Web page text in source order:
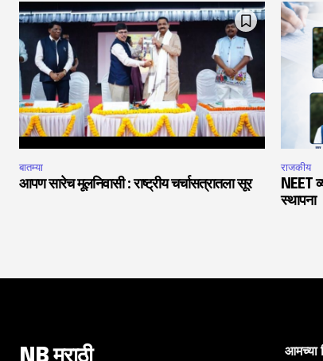
बातम्या
आपण सारेच मूलनिवासी : राष्ट्रीय चर्चासत्रातला सूर
राजकीय
NEET
स्थापना
आमच्या